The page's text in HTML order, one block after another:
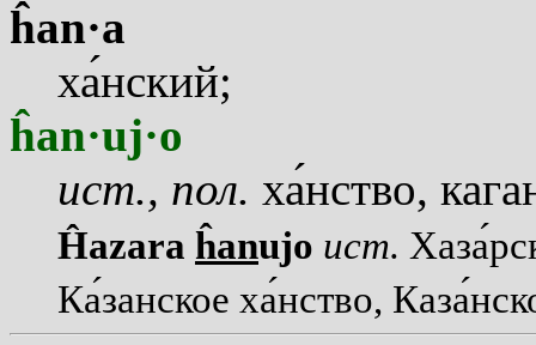
ĥan·a
ханский;
ĥan·uj·o
ист., пол. ханство,
Ĥazara ĥanujo ист. Хаза
Казанское ханство, Каза